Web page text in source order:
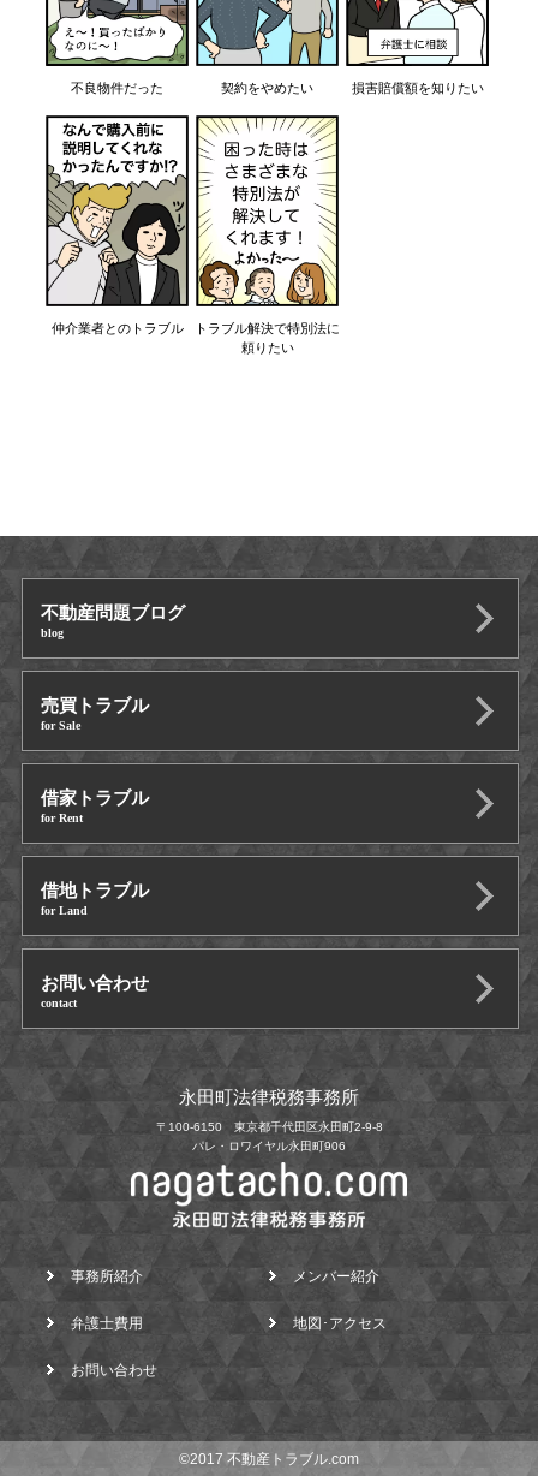
不良物件だった 契約をやめたい 損害賠償額を知りたい
仲介業者とのトラブル
トラブル解決で特別法に
頼りたい
不動産問題ブログ
blog
売買トラブル
for Sale
借家トラブル
for Rent
借地トラブル
for Land
お問い合わせ
contact
永田町法律税務事務所
〒100-6150 東京都千代田区永田町2-9-8
パレ・ロワイヤル永田町906
事務所紹介 メンバー紹介
弁護士費用 地図･アクセス
お問い合わせ
©2017 不動産トラブル.com